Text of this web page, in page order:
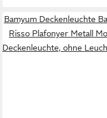
Bamyum Deckenleuchte
Risso Plafonyer Metall
Deckenleuchte, ohne